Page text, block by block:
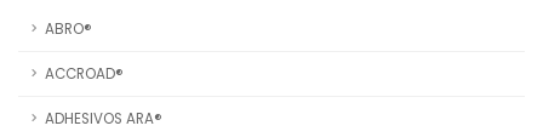
ABRO®
ACCROAD®
ADHESIVOS ARA®